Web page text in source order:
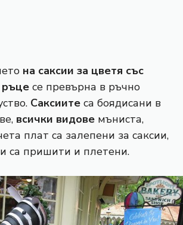
на саксии за цветя със
ръце се превърна в ръчно
Саксиите са боядисани в
всички видове мъниста,
плат са залепени за саксии,
са пришити и плетени.